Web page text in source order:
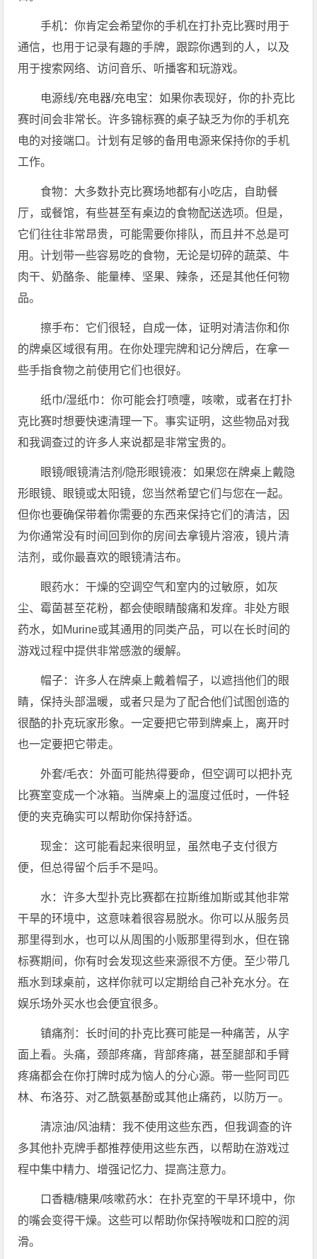
手机：你肯定会希望你的手机在打扑克比赛时用于
通信，也用于记录有趣的手牌，跟踪你遇到的人，以及
用于搜索网络、访问音乐、听播客和玩游戏。
电源线/充电器/充电宝：如果你表现好，你的扑克比
赛时间会非常长。许多锦标赛的桌子缺乏为你的手机充
电的对接端口。计划有足够的备用电源来保持你的手机
工作。
食物：大多数扑克比赛场地都有小吃店，自助餐
厅，或餐馆，有些甚至有桌边的食物配送选项。但是，
它们往往非常昂贵，可能需要你排队，而且并不总是可
用。计划带一些容易吃的食物，无论是切碎的蔬菜、牛
肉干、奶酪条、能量棒、坚果、辣条，还是其他任何物
品。
擦手布：它们很轻，自成一体，证明对清洁你和你
的牌桌区域很有用。在你处理完牌和记分牌后，在拿一
些手指食物之前使用它们也很好。
纸巾/湿纸巾：你可能会打喷嚏，咳嗽，或者在打扑
克比赛时想要快速清理一下。事实证明，这些物品对我
和我调查过的许多人来说都是非常宝贵的。
眼镜/眼镜清洁剂/隐形眼镜液：如果您在牌桌上戴隐
形眼镜、眼镜或太阳镜，您当然希望它们与您在一起。
但你也要确保带着你需要的东西来保持它们的清洁，因
为你通常没有时间回到你的房间去拿镜片溶液，镜片清
洁剂，或你最喜欢的眼镜清洁布。
眼药水：干燥的空调空气和室内的过敏原，如灰
尘、霉菌甚至花粉，都会使眼睛酸痛和发痒。非处方眼
药水，如Murine或其通用的同类产品，可以在长时间的
游戏过程中提供非常感激的缓解。
帽子：许多人在牌桌上戴着帽子，以遮挡他们的眼
睛，保持头部温暖，或者只是为了配合他们试图创造的
很酷的扑克玩家形象。一定要把它带到牌桌上，离开时
也一定要把它带走。
外套/毛衣：外面可能热得要命，但空调可以把扑克
比赛室变成一个冰箱。当牌桌上的温度过低时，一件轻
便的夹克确实可以帮助你保持舒适。
现金：这可能看起来很明显，虽然电子支付很方
便，但总得留个后手不是吗。
水：许多大型扑克比赛都在拉斯维加斯或其他非常
干旱的环境中，这意味着很容易脱水。你可以从服务员
那里得到水，也可以从周围的小贩那里得到水，但在锦
标赛期间，你有时会发现这些来源很不方便。至少带几
瓶水到球桌前，这样你就可以定期给自己补充水分。在
娱乐场外买水也会便宜很多。
镇痛剂：长时间的扑克比赛可能是一种痛苦，从字
面上看。头痛，颈部疼痛，背部疼痛，甚至腿部和手臂
疼痛都会在你打牌时成为恼人的分心源。带一些阿司匹
林、布洛芬、对乙酰氨基酚或其他止痛药，以防万一。
清凉油/风油精：我不使用这些东西，但我调查的许
多其他扑克牌手都推荐使用这些东西，以帮助在游戏过
程中集中精力、增强记忆力、提高注意力。
口香糖/糖果/咳嗽药水：在扑克室的干旱环境中，你
的嘴会变得干燥。这些可以帮助你保持喉咙和口腔的润
滑。